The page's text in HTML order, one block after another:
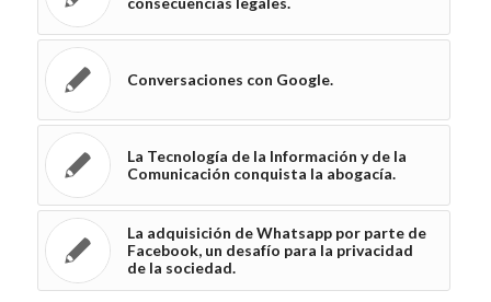
Conversaciones con Google.
La Tecnología de la Información y de la
Comunicación conquista la abogacía.
La adquisición de Whatsapp por parte de
Facebook, un desafío para la privacidad
de la sociedad.